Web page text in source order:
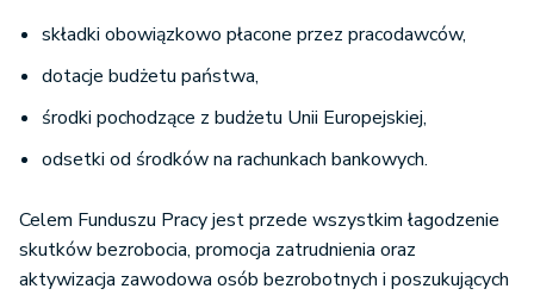
składki obowiązkowo płacone przez pracodawców,
dotacje budżetu państwa,
środki pochodzące z budżetu Unii Europejskiej,
odsetki od środków na rachunkach bankowych.
Celem Funduszu Pracy jest przede wszystkim łagodzenie
skutków bezrobocia, promocja zatrudnienia oraz
aktywizacja zawodowa osób bezrobotnych i poszukujących